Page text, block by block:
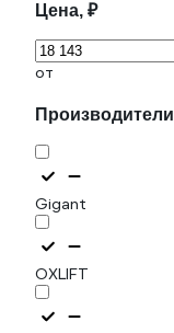
Цена, ₽
от
Производители
Gigant
OXLIFT